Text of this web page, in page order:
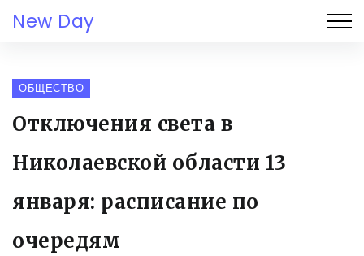
New Day
ОБЩЕСТВО
Отключения света в
Николаевской области 13
января: расписание по
очередям